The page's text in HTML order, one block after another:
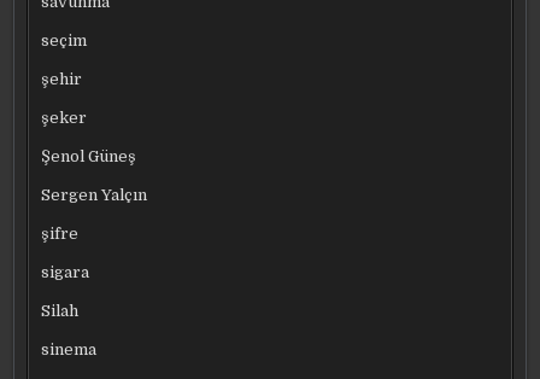
seçim
şehir
şeker
Şenol Güneş
Sergen Yalçın
şifre
sigara
Silah
sinema